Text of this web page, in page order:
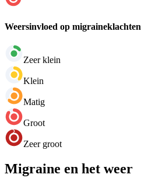
Weersinvloed op migraineklachten
Zeer klein
Klein
Matig
Groot
Zeer groot
Migraine en het weer